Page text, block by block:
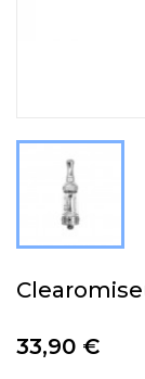
33,90 €